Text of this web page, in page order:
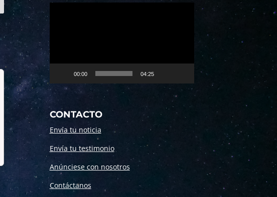
00:00 04:25
CONTACTO
Envía tu noticia
Envía tu testimonio
Anúnciese con nosotros
Contáctanos